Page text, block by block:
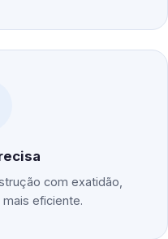
com exatidão,
eficiente.